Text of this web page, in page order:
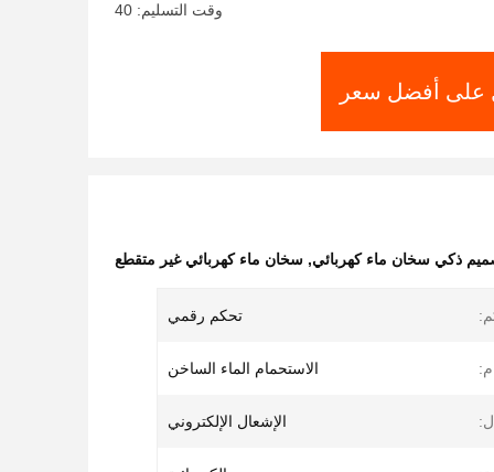
وقت التسليم: 40
على أفضل سعر
ذكي سخان ماء كهربائي, سخان ماء كهربائي غير متقطع
تحكم رقمي
الاستحمام الماء الساخن
الإشعال الإلكتروني